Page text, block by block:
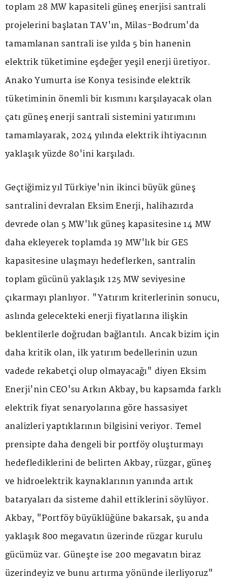
toplam 28 MW kapasiteli güneş enerjisi santrali
projelerini başlatan TAV'ın, Milas-Bodrum'da
tamamlanan santrali ise yılda 5 bin hanenin
elektrik tüketimine eşdeğer yeşil enerji üretiyor.
Anako Yumurta ise Konya tesisinde elektrik
tüketiminin önemli bir kısmını karşılayacak olan
çatı güneş enerji santrali sistemini yatırımını
tamamlayarak, 2024 yılında elektrik ihtiyacının
yaklaşık yüzde 80'ini karşıladı.
Geçtiğimiz yıl Türkiye'nin ikinci büyük güneş
santralini devralan Eksim Enerji, halihazırda
devrede olan 5 MW'lık güneş kapasitesine 14 MW
daha ekleyerek toplamda 19 MW'lık bir GES
kapasitesine ulaşmayı hedeflerken, santralin
toplam gücünü yaklaşık 125 MW seviyesine
çıkarmayı planlıyor. "Yatırım kriterlerinin sonucu,
aslında gelecekteki enerji fiyatlarına ilişkin
beklentilerle doğrudan bağlantılı. Ancak bizim için
daha kritik olan, ilk yatırım bedellerinin uzun
vadede rekabetçi olup olmayacağı" diyen Eksim
Enerji'nin CEO'su Arkın Akbay, bu kapsamda farklı
elektrik fiyat senaryolarına göre hassasiyet
analizleri yaptıklarının bilgisini veriyor. Temel
prensipte daha dengeli bir portföy oluşturmayı
hedeflediklerini de belirten Akbay, rüzgar, güneş
ve hidroelektrik kaynaklarının yanında artık
bataryaları da sisteme dahil ettiklerini söylüyor.
Akbay, "Portföy büyüklüğüne bakarsak, şu anda
yaklaşık 800 megavatın üzerinde rüzgar kurulu
gücümüz var. Güneşte ise 200 megavatın biraz
üzerindeyiz ve bunu artırma yönünde ilerliyoruz"